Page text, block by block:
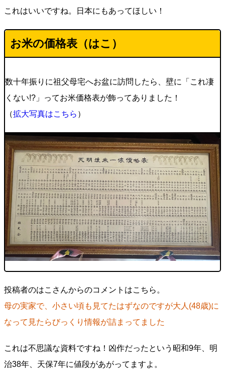
これはいいですね。日本にもあってほしい！
お米の価格表（はこ）
数十年振りに祖父母宅へお盆に訪問したら、壁に「これ凄
くない!?」ってお米価格表が飾ってありました！
（拡大写真はこちら ）
投稿者のはこさんからのコメントはこちら。
母の実家で、小さい頃も見てたはずなのですが大人(48歳)に
なって見たらびっくり情報が詰まってました
これは不思議な資料ですね！凶作だったという昭和9年、明
治38年、天保7年に値段があがってますよ。